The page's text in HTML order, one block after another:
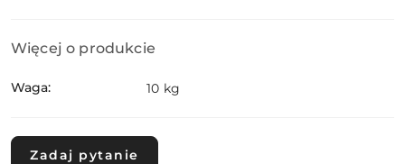
Więcej o produkcie
Waga: 10 kg
Zadaj pytanie